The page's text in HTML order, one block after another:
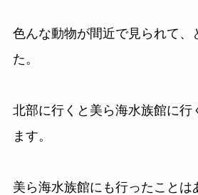
色んな動物が間近で見られて、
た。
北部に行くと美ら海水族館に行
ます。
美ら海水族館にも行ったことは